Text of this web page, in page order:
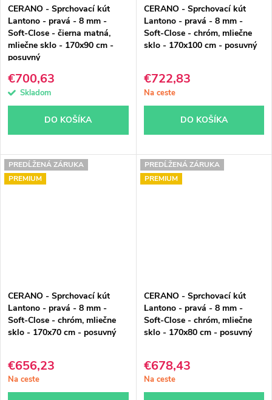
CERANO - Sprchovací kút
Lantono - pravá - 8 mm -
Soft-Close - čierna matná,
mliečne sklo - 170x90 cm -
posuvný
€700,63
Skladom
DO KOŠÍKA
CERANO - Sprchovací kút
Lantono - pravá - 8 mm -
Soft-Close - chróm, mliečne
sklo - 170x100 cm - posuvný
€722,83
Na ceste
DO KOŠÍKA
PREDĹŽENÁ ZÁRUKA
PREMIUM
CERANO - Sprchovací kút
Lantono - pravá - 8 mm -
Soft-Close - chróm, mliečne
sklo - 170x70 cm - posuvný
€656,23
Na ceste
PREDĹŽENÁ ZÁRUKA
PREMIUM
CERANO - Sprchovací kút
Lantono - pravá - 8 mm -
Soft-Close - chróm, mliečne
sklo - 170x80 cm - posuvný
€678,43
Na ceste